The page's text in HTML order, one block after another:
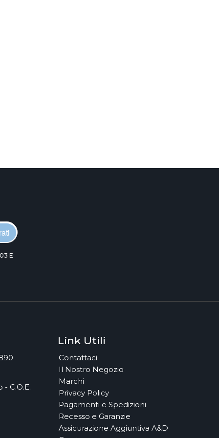
E
C.O.E.
Link Utili
Contattaci
Il Nostro Negozio
Marchi
Privacy Policy
Pagamenti e Spedizioni
Recesso e Garanzie
Assicurazione Aggiuntiva A&D